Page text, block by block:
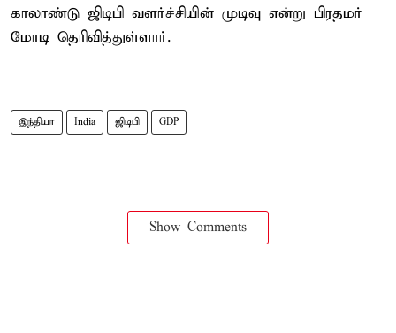
காலாண்டு ஜிடிபி வளர்ச்சியின் முடிவு என்று பிரதமர்
மோடி தெரிவித்துள்ளார்.
இந்தியா India ஜிடிபி GDP
Show Comments